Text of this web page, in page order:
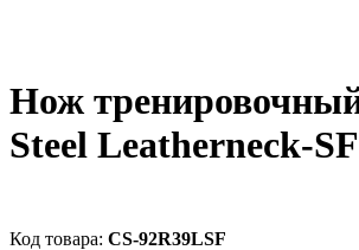
Нож
Steel Leatherneck-SF
CS-92R39LSF